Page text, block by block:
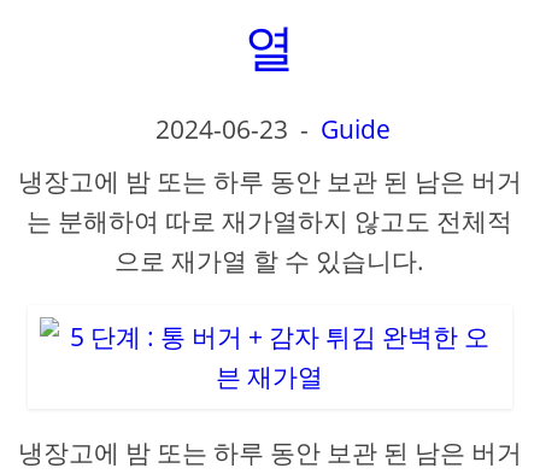
열
2024-06-23 - Guide
냉장고에 밤 또는 하루 동안 보관 된 남은 버거
는 분해하여 따로 재가열하지 않고도 전체적
으로 재가열 할 수 있습니다.
냉장고에 밤 또는 하루 동안 보관 된 남은 버거